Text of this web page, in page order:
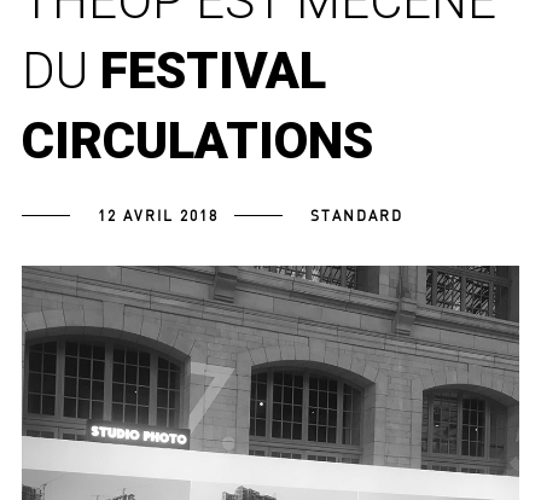
DU FESTIVAL
CIRCULATIONS
12 AVRIL 2018 STANDARD